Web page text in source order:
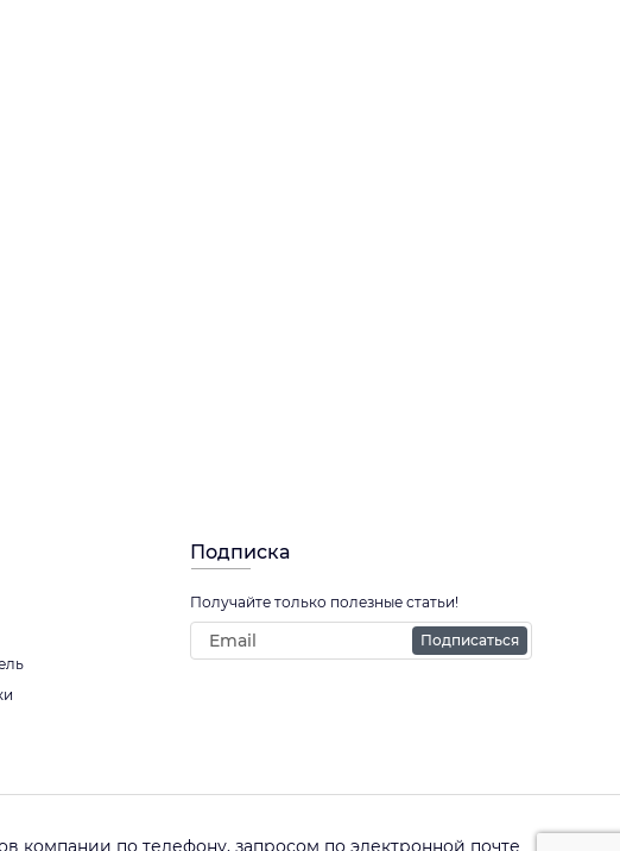
Подписка
Получайте только полезные статьи!
Подписаться